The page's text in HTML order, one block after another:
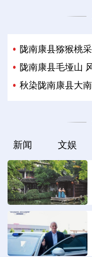
陇南康县猕猴桃
陇南康县毛垭山
秋染陇南康县大
新闻 文娱